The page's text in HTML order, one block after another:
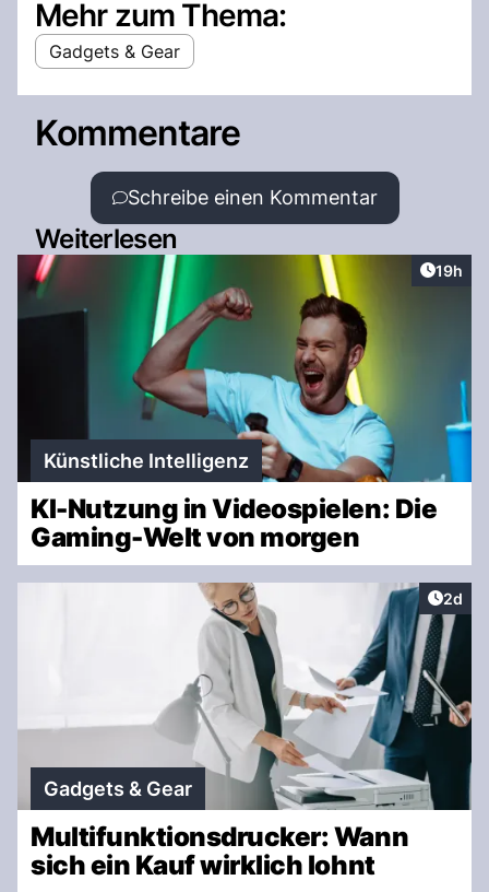
Mehr zum Thema:
Gadgets & Gear
Kommentare
Schreibe einen Kommentar
Weiterlesen
Artikel
19h
Künstliche Intelligenz
KI-Nutzung in Videospielen: Die
Gaming-Welt von morgen
2d
Gadgets & Gear
Multifunktionsdrucker: Wann
sich ein Kauf wirklich lohnt